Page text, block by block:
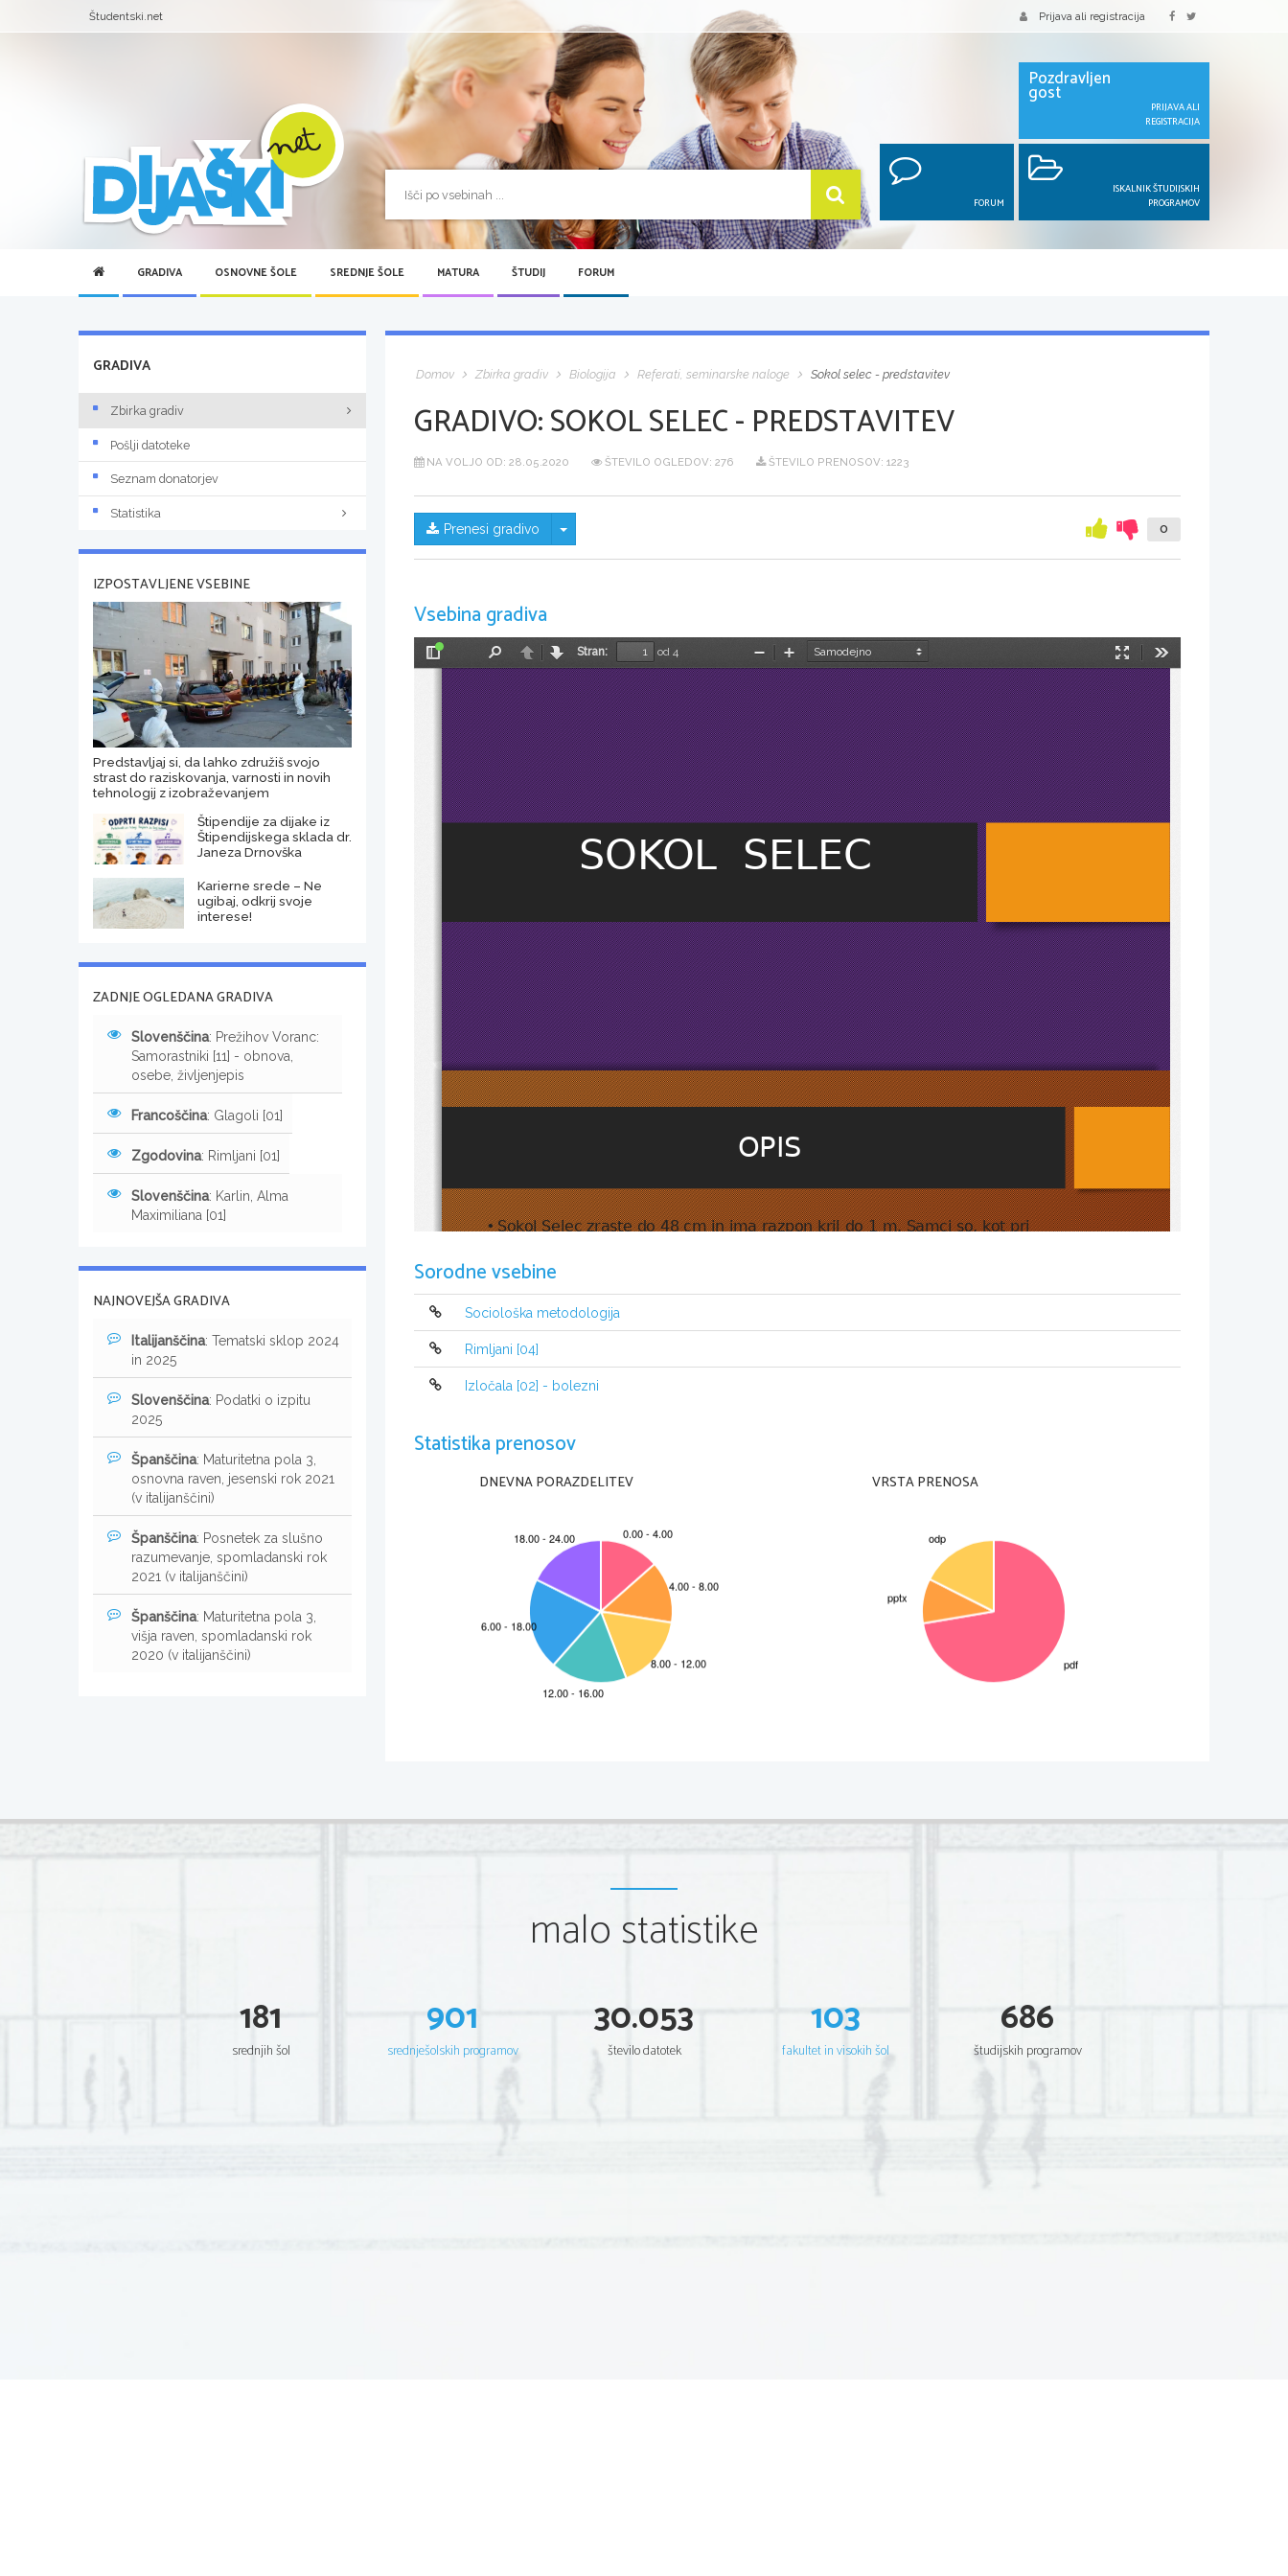
Študentski.net Prijava ali registracija
Pozdravljen
gost
PRIJAVA ALI
REGISTRACIJA
FORUM
ISKALNIK ŠTUDIJSKIH
PROGRAMOV
GRADIVA OSNOVNE ŠOLE SREDNJE ŠOLE MATURA ŠTUDIJ FORUM
Domov Zbirka gradiv Biologija Referati, seminarske naloge Sokol selec - predstavitev
GRADIVO:SOKOL SELEC - PREDSTAVITEV
NA VOLJO OD: 28.05.2020 ŠTEVILO OGLEDOV: 276 ŠTEVILO PRENOSOV: 1223
Prenesi gradivo Skrij/prikaži meni 0
Vsebina gradiva
Preklopi
stransko
vrstico
NazajNaprej
Stran:
od 4
Način
predstavitve
PomanjšajPovečaj
SOKOL  SELEC
OPIS
• Sokol Selec zraste do 48 cm in ima razpon kril do 1 m. Samci so, kot pri
lahko presežejo težo enega kilograma. Po zgornji strani telesa je sokol
pa imajo rjavkaste proge na beli podlagi. Mladiči so po spodnji strani bolj
enovito rjave barve, pa tudi po zgornji strani telesa prevladuje ta barvni
odtenek. Barvne sheme se ločijo tudi glede na okolje, v katerem prebivajo
pa tudi kremplji, s katerimi zgrabi plen, so živo rumene barve
RAZŠIRJENOST
• Sokol selec je ena izmed najbolj razširjenih ujed na svetu,
saj ga najdemo skoraj povod, celo na tihomorskih otokih.
Njegov življenski prostor so odprte krajine, stepe,
polpuščave, svetli, redki gozdovi, tundre in gorski svet. Ime
izvira iz dejstva, da price skrajnega severa in juga pogosto
Sorodne vsebine
Sociološka metodologija
Rimljani [04]
Izločala [02] - bolezni
Statistika prenosov
DNEVNA PORAZDELITEV VRSTA PRENOSA
GRADIVA
Zbirka gradiv
Pošlji datoteke
Seznam donatorjev
Statistika
IZPOSTAVLJENE VSEBINE
Predstavljaj si, da lahko združiš svojo
strast do raziskovanja, varnosti in novih
tehnologij z izobraževanjem
Štipendije za dijake iz
Štipendijskega sklada dr.
Janeza Drnovška
Karierne srede – Ne
ugibaj, odkrij svoje
interese!
ZADNJE OGLEDANA GRADIVA
Slovenščina: Prežihov Voranc:
Samorastniki [11] - obnova,
osebe, življenjepis
Francoščina: Glagoli [01]
Zgodovina: Rimljani [01]
Slovenščina: Karlin, Alma
Maximiliana [01]
NAJNOVEJŠA GRADIVA
Italijanščina: Tematski sklop 2024
in 2025
Slovenščina: Podatki o izpitu
2025
Španščina: Maturitetna pola 3,
osnovna raven, jesenski rok 2021
(v italijanščini)
Španščina: Posnetek za slušno
razumevanje, spomladanski rok
2021 (v italijanščini)
Španščina: Maturitetna pola 3,
višja raven, spomladanski rok
2020 (v italijanščini)
malo statistike
181
srednjih šol
901
srednješolskih programov
30.053
število datotek
103
fakultet in visokih šol
686
študijskih programov